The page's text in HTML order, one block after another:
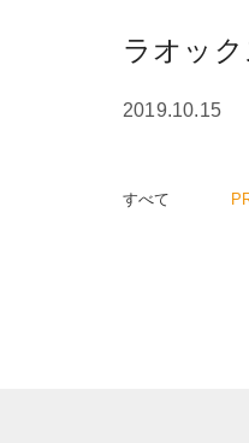
ラオッ
2019.10.15
すべて